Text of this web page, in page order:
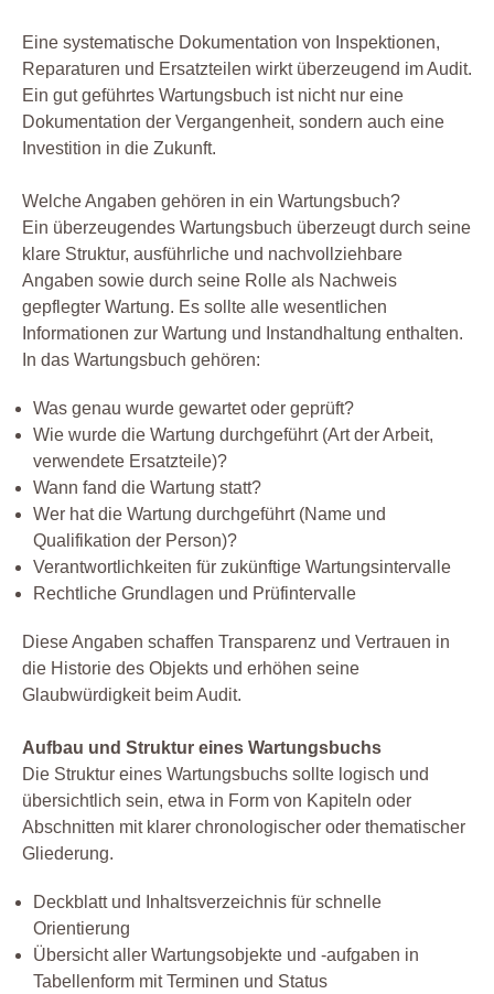
Eine systematische Dokumentation von Inspektionen,
Reparaturen und Ersatzteilen wirkt überzeugend im Audit.
Ein gut geführtes Wartungsbuch ist nicht nur eine
Dokumentation der Vergangenheit, sondern auch eine
Investition in die Zukunft.
Welche Angaben gehören in ein Wartungsbuch?
Ein überzeugendes Wartungsbuch überzeugt durch seine
klare Struktur, ausführliche und nachvollziehbare
Angaben sowie durch seine Rolle als Nachweis
gepflegter Wartung. Es sollte alle wesentlichen
Informationen zur Wartung und Instandhaltung enthalten.
In das Wartungsbuch gehören:
Was genau wurde gewartet oder geprüft?
Wie wurde die Wartung durchgeführt (Art der Arbeit,
verwendete Ersatzteile)?
Wann fand die Wartung statt?
Wer hat die Wartung durchgeführt (Name und
Qualifikation der Person)?
Verantwortlichkeiten für zukünftige Wartungsintervalle
Rechtliche Grundlagen und Prüfintervalle
Diese Angaben schaffen Transparenz und Vertrauen in
die Historie des Objekts und erhöhen seine
Glaubwürdigkeit beim Audit.
Aufbau und Struktur eines Wartungsbuchs
Die Struktur eines Wartungsbuchs sollte logisch und
übersichtlich sein, etwa in Form von Kapiteln oder
Abschnitten mit klarer chronologischer oder thematischer
Gliederung.
Deckblatt und Inhaltsverzeichnis für schnelle
Orientierung
Übersicht aller Wartungsobjekte und -aufgaben in
Tabellenform mit Terminen und Status